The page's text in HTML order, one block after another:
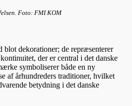
Foto: FMI KOM
dekorationer; de repræsenterer
der er central i det danske
symboliserer både en ny
af århundreders traditioner, hvilket
betydning i det danske